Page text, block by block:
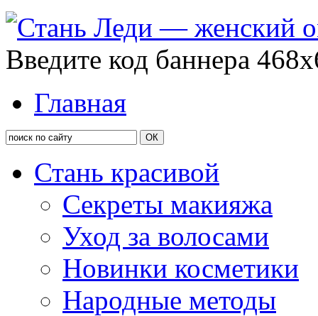
Введите код баннера
Главная
Стань красивой
Секреты макияжа
Уход за волосами
Новинки косметики
Народные методы